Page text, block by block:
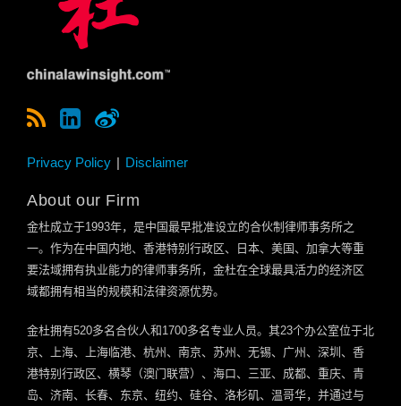
Privacy Policy Disclaimer
About our Firm
金杜成立于1993年，是中国最早批准设立的合伙制律师事务所之
一。作为在中国内地、香港特别行政区、日本、美国、加拿大等重
要法域拥有执业能力的律师事务所，金杜在全球最具活力的经济区
域都拥有相当的规模和法律资源优势。
金杜拥有520多名合伙人和 1700多名专业人员。其23个办公室位于北
京、上海、上海临港、杭州、南京、苏州、无锡、广州、深圳、香
港特别行政区、横琴（澳门联营）、海口、三亚、成都、重庆、青
岛、济南、长春、东京、纽约、硅谷、洛杉矶、温哥华，并通过与